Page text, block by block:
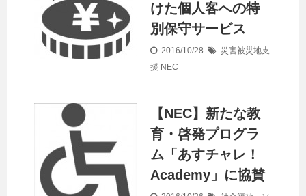
けた個人客への特
別保守サービス
2016/10/28
災害被災地支
援 NEC
【NEC】新たな教
育・啓発プログラ
ム「あすチャレ！
Academy」に協賛